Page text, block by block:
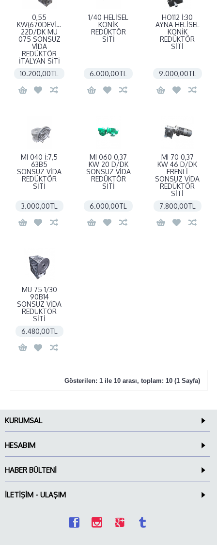
0,55
KW(670DEVİR)
22D/DK MU
075 SONSUZ
VİDA
REDÜKTÖR
İTALYAN SİTİ
10.200,00TL
1/40 HELİSEL
KONİK
REDÜKTÖR
SİTİ
6.000,00TL
HO112 İ:30
AYNA HELİSEL
KONİK
REDÜKTÖR
SİTİ
9.000,00TL
MI 040 İ:7,5
63B5
SONSUZ VİDA
REDÜKTÖR
SİTİ
3.000,00TL
MI 060 0,37
KW 20 D/DK
SONSUZ VİDA
REDÜKTÖR
SİTİ
6.000,00TL
MI 70 0,37
KW 46 D/DK
FRENLİ
SONSUZ VİDA
REDÜKTÖR
SİTİ
7.800,00TL
MU 75 1/30
90B14
SONSUZ VİDA
REDÜKTÖR
SİTİ
6.480,00TL
Gösterilen: 1 ile 10 arası, toplam: 10 (1 Sayfa)
KURUMSAL
HESABIM
HABER BÜLTENI
İLETIŞIM - ULAŞIM